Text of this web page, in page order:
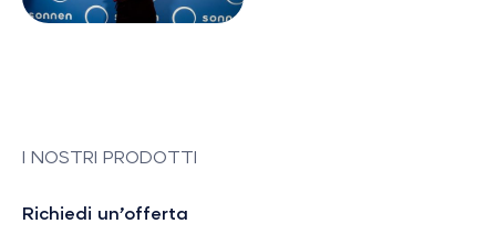
I NOSTRI PRODOTTI
Richiedi un’offerta